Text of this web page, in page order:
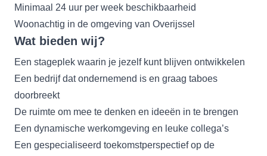
Minimaal 24 uur per week beschikbaarheid
Woonachtig in de omgeving van Overijssel
Wat bieden wij?
Een stageplek waarin je jezelf kunt blijven ontwikkelen
Een bedrijf dat ondernemend is en graag taboes
doorbreekt
De ruimte om mee te denken en ideeën in te brengen
Een dynamische werkomgeving en leuke collega’s
Een gespecialiseerd toekomstperspectief op de